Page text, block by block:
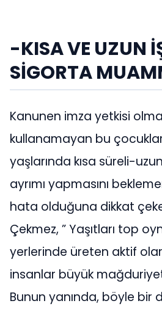
-KISA VE UZUN
SİGORTA
Kanunen imza yetkisi
kullanamayan bu
yaşlarında kısa süreli-
ayrımı yapmasını
hata olduğuna dikkat
Çekmez, ” Yaşıtları top
yerlerinde üreten aktif
insanlar büyük
Bunun yanında, böyle bir